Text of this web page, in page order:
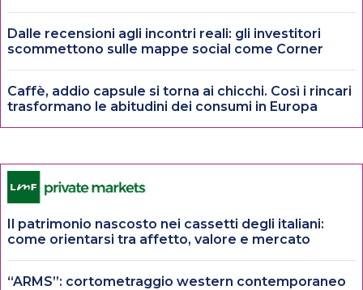
Dalle recensioni agli incontri reali: gli investitori
scommettono sulle mappe social come Corner
Caffè, addio capsule si torna ai chicchi. Così i rincari
trasformano le abitudini dei consumi in Europa
Il patrimonio nascosto nei cassetti degli italiani:
come orientarsi tra affetto, valore e mercato
“ARMS”: cortometraggio western contemporaneo